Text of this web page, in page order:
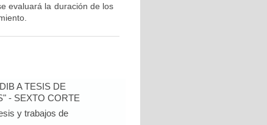
evaluará la duración de los
A TESIS DE
- SEXTO CORTE
y trabajos de